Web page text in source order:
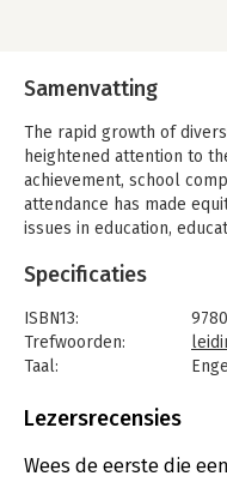
Samenvatting
The rapid growth of
heightened attention to
achievement, school
attendance has made
issues in education,
The 'Handbook of
Equity and Diversity' is
comprehensively
by race, ethnicity, culture,
critically important
candidly critiques the
Specificaties
ISBN13:
Trefwoorden:
Taal:
Aantal pagina's:
Druk:
1
Lezersrecensies
Wees de eerste die